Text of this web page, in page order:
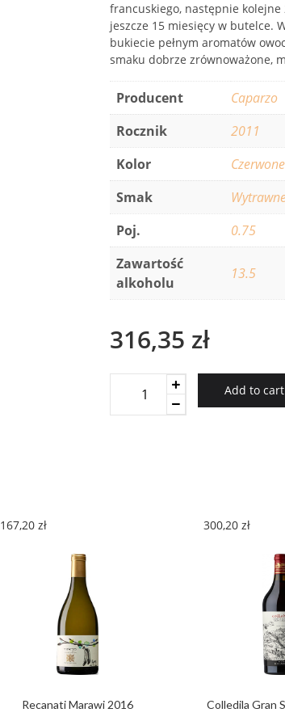
francuskiego, następnie
jeszcze 15 miesięcy w butelce.
bukiecie pełnym aromatów
smaku dobrze zrównoważone,
Producent
Caparzo
Rocznik
2011
Kolor
Czerwone
Smak
Poj.
0.75
Zawartość
alkoholu
13.5
316,35 zł
Add to cart
Recanati Marawi 2016
167,20 zł
Colledila Gran
300,20 zł